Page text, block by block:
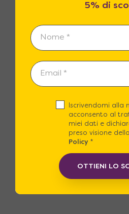
Reso fino a
14 giorni di legge
estendiamo fino a
Clienti
Le recensioni dei
nostro miglior
5% di
Iscrivendomi alla
acconsento al
miei dati e
preso visione della
Policy*
OTTIENI LO